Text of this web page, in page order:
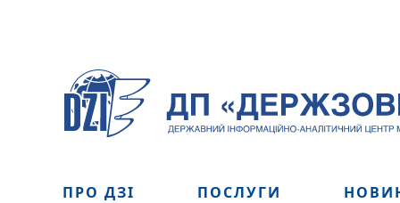
ПРО ДЗІ ПОСЛУГИ